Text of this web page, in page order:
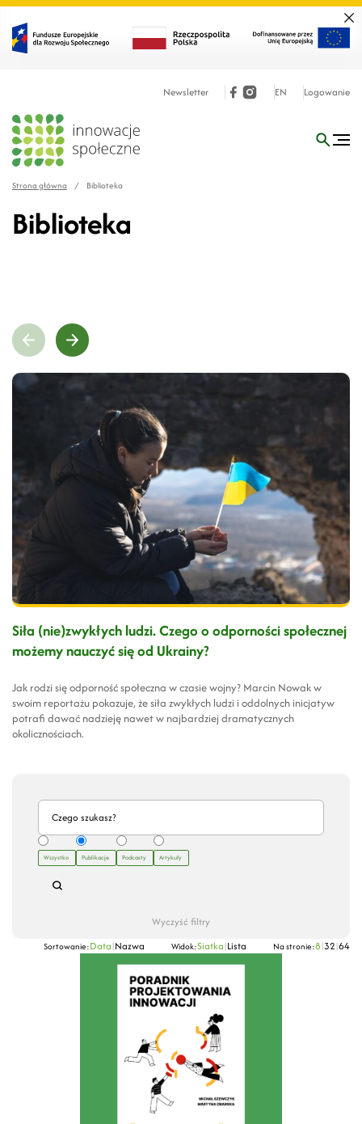
Newsletter EN Logowanie
Strona główna / Biblioteka
Biblioteka
Siła (nie)zwykłych ludzi. Czego o odporności społecznej
możemy nauczyć się od Ukrainy?
Jak rodzi się odporność społeczna w czasie wojny? Marcin Nowak w
swoim reportażu pokazuje, że siła zwykłych ludzi i oddolnych inicjatyw
potrafi dawać nadzieję nawet w najbardziej dramatycznych
okolicznościach.
Wszystko Publikacje Podcasty Artykuły
Wyczyść filtry
Sortowanie:Data|Nazwa Widok:Siatka|Lista Na stronie:8|32|64